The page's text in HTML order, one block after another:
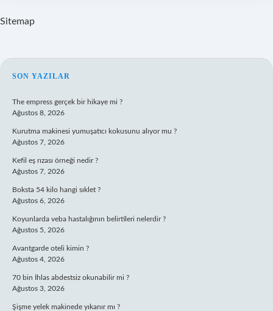
Sitemap
SIDEBAR
SON YAZILAR
The empress gerçek bir hikaye mi ?
Ağustos 8, 2026
Kurutma makinesi yumuşatıcı kokusunu alıyor mu ?
Ağustos 7, 2026
Kefil eş rızası örneği nedir ?
Ağustos 7, 2026
Boksta 54 kilo hangi sıklet ?
Ağustos 6, 2026
Koyunlarda veba hastalığının belirtileri nelerdir ?
Ağustos 5, 2026
Avantgarde oteli kimin ?
Ağustos 4, 2026
70 bin İhlas abdestsiz okunabilir mi ?
Ağustos 3, 2026
Şişme yelek makinede yıkanır mı ?